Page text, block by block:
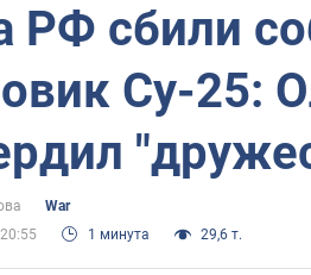
РФ сбили
Су-25:
War
1 минута 29,6 т.